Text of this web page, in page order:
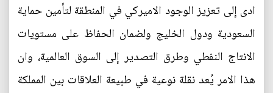
ادى إلى تعزيز الوجود الاميركي في المنطقة لتأمين حماية
السعودية ودول الخليج ولضمان الحفاظ على مستويات
الانتاج النفطي وطرق التصدير إلى السوق العالمية، وان
هذا الامر يُعد نقلة نوعية في طبيعة العلاقات بين المملكة